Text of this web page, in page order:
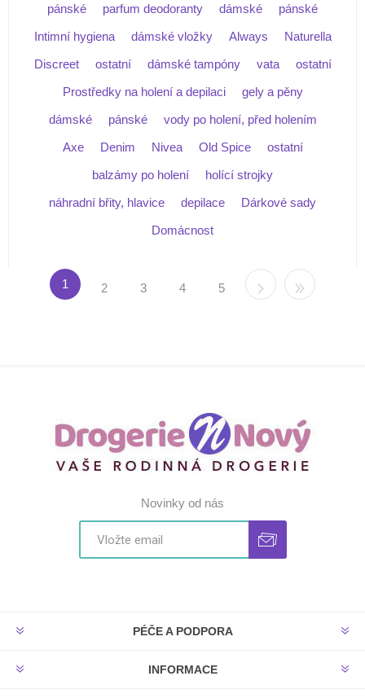
pánské
parfum deodoranty dámské
pánské
Intimní hygiena
dámské vložky Always
Naturella
Discreet
ostatní dámské tampóny vata
ostatní
Prostředky na holení a depilaci
gely a pěny
dámské
pánské
vody po holení, před holením
Axe
Denim Nivea Old Spice
ostatní
balzámy po holení
holící strojky
náhradní břity, hlavice
depilace
Dárkové sady
Domácnost
1 2 3 4 5
Novinky od nás
PÉČE A PODPORA
INFORMACE